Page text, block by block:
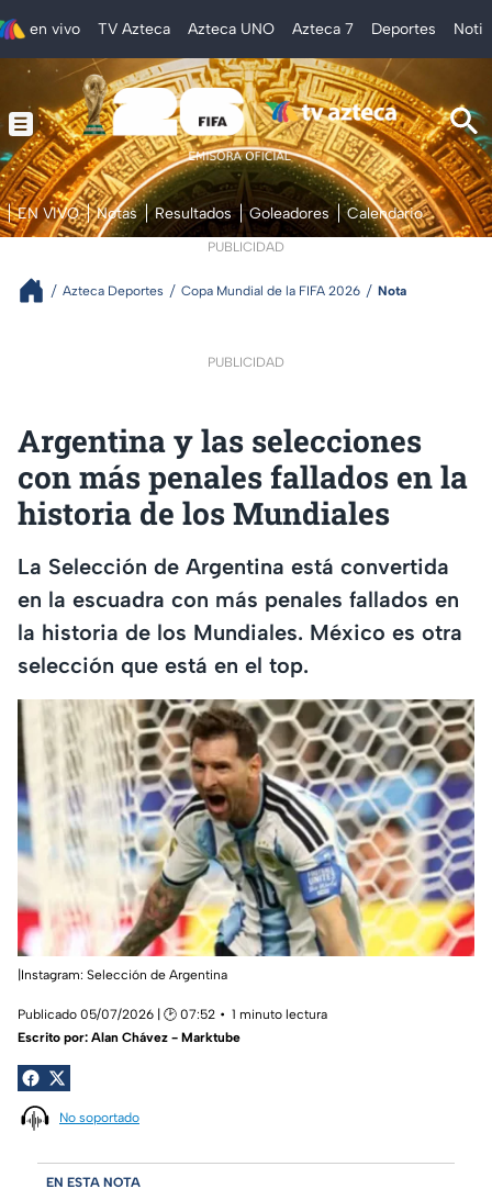
en vivo TV Azteca Azteca UNO Azteca 7 Deportes
EN VIVO Notas Resultados Goleadores Calendario
PUBLICIDAD
Azteca Deportes Copa Mundial de la FIFA 2026 Nota
PUBLICIDAD
Argentina y las selecciones
con más penales fallados en la
historia de los Mundiales
La Selección de Argentina está convertida
en la escuadra con más penales fallados en
la historia de los Mundiales. México es otra
selección que está en el top.
|Instagram: Selección de Argentina
Publicado 05/07/2026 | 🕑 07:52
1 minuto lectura
Escrito por: Alan Chávez - Marktube
No soportado
EN ESTA NOTA